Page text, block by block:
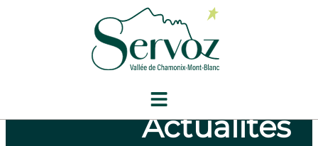
Actualités